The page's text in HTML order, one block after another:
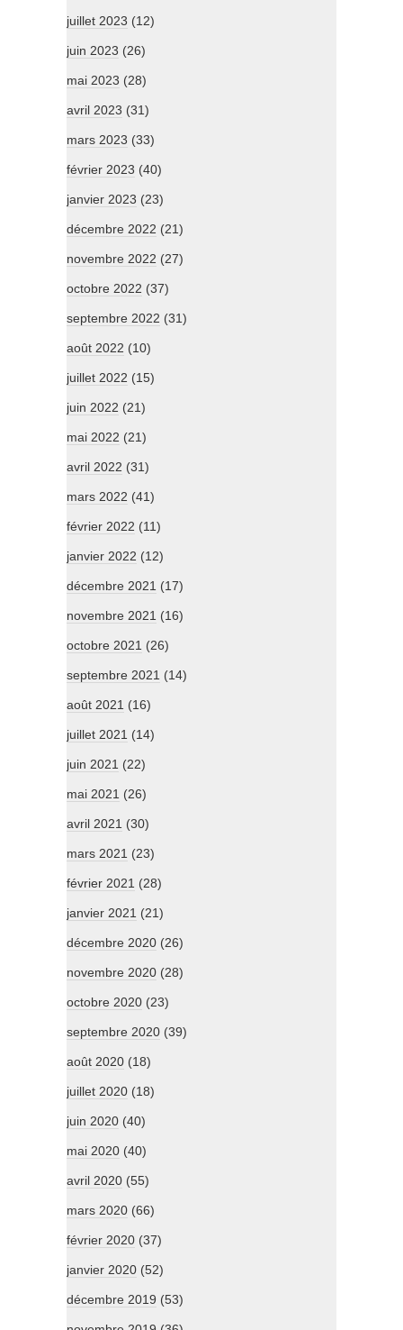
juillet 2023 (12)
juin 2023 (26)
mai 2023 (28)
avril 2023 (31)
mars 2023 (33)
février 2023 (40)
janvier 2023 (23)
décembre 2022 (21)
novembre 2022 (27)
octobre 2022 (37)
septembre 2022 (31)
août 2022 (10)
juillet 2022 (15)
juin 2022 (21)
mai 2022 (21)
avril 2022 (31)
mars 2022 (41)
février 2022 (11)
janvier 2022 (12)
décembre 2021 (17)
novembre 2021 (16)
octobre 2021 (26)
septembre 2021 (14)
août 2021 (16)
juillet 2021 (14)
juin 2021 (22)
mai 2021 (26)
avril 2021 (30)
mars 2021 (23)
février 2021 (28)
janvier 2021 (21)
décembre 2020 (26)
novembre 2020 (28)
octobre 2020 (23)
septembre 2020 (39)
août 2020 (18)
juillet 2020 (18)
juin 2020 (40)
mai 2020 (40)
avril 2020 (55)
mars 2020 (66)
février 2020 (37)
janvier 2020 (52)
décembre 2019 (53)